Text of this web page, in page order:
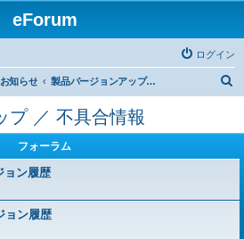
eForum
ログイン
知らせ 製品バージョンアップ ／ 不具合情報
プ ／ 不具合情報
フォーラム
ョン履歴
ョン履歴